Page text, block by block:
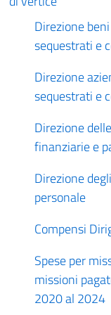
Direzione
sequestrati e
Direzione
sequestrati e
Direzione
finanziarie e
Direzione
personale
Compensi
Spese per
missioni
2020 al 2024